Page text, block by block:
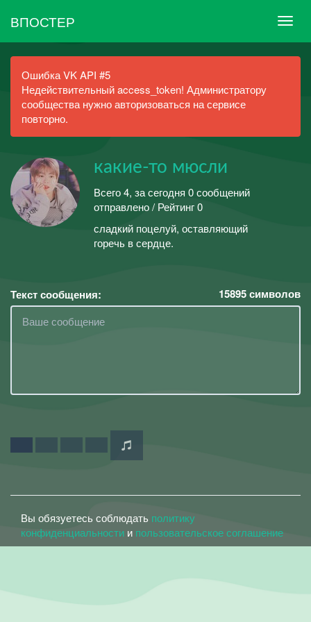
ВПОСТЕР
Ошибка VK API #5
Недействительный access_token! Администратору
сообщества нужно авторизоваться на сервисе
повторно.
какие-то мюсли
Всего 4, за сегодня 0 сообщений
отправлено / Рейтинг 0
сладкий поцелуй, оставляющий
горечь в сердце.
Текст сообщения: 15895символов
Вы обязуетесь соблюдать политику
конфиденциальности и пользовательское соглашение